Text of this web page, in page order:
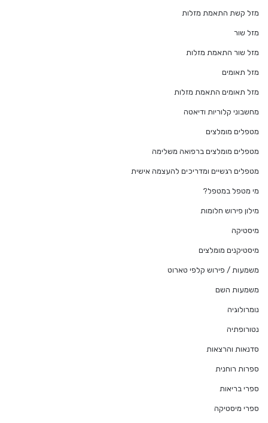
מזל קשת התאמת מזלות
מזל שור
מזל שור התאמת מזלות
מזל תאומים
מזל תאומים התאמת מזלות
מחשבוני קלוריות ודיאטה
מטפלים מומלצים
מטפלים מומלצים ברפואה משלימה
מטפלים רגשיים ומדריכים להעצמה אישית
מי מטפל במטפל?
מילון פירוש חלומות
מיסטיקה
מיסטיקנים מומלצים
משמעות / פירוש קלפי טארוט
משמעות השם
נומרולוגיה
נטורופתיה
סדנאות והרצאות
ספרות רוחנית
ספרי בריאות
ספרי מיסטיקה